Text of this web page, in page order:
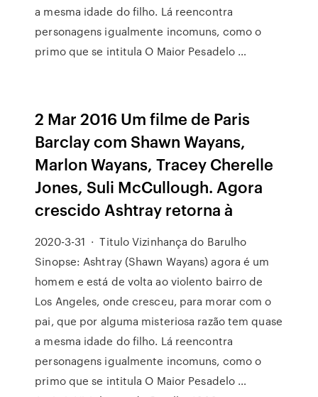
a mesma idade do filho. Lá reencontra
personagens igualmente incomuns, como o
primo que se intitula O Maior Pesadelo …
2 Mar 2016 Um filme de Paris
Barclay com Shawn Wayans,
Marlon Wayans, Tracey Cherelle
Jones, Suli McCullough. Agora
crescido Ashtray retorna à
2020-3-31 · Titulo Vizinhança do Barulho
Sinopse: Ashtray (Shawn Wayans) agora é um
homem e está de volta ao violento bairro de
Los Angeles, onde cresceu, para morar com o
pai, que por alguma misteriosa razão tem quase
a mesma idade do filho. Lá reencontra
personagens igualmente incomuns, como o
primo que se intitula O Maior Pesadelo …